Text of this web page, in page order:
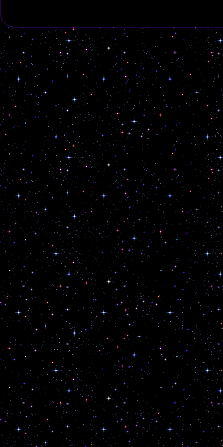
V …Continue
Posted in Jam | Leave a
IV (Jam)
Posted on 25/03/2026 by c
Die Welt dreht
Zu langsam? Wir
erstmals mit einem
vielleicht ein
Pinselstrich für
world is turning —
slow? Yesterday we
looper …Continue
Posted in Jam | Leave a
III (Jam)
Posted on 20/02/2026 by
Einatmen,
28.2.2026 wird die
von “The Crack in
erscheinen. Bis
mit dem Ambient-
mit der Synthstrom
Hydrasynth und der
aufgenommen haben.
exhale, breathe.
reading→